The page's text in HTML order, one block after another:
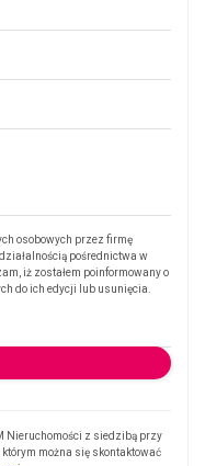
osobowych przez firmę
pośrednictwa w
iż zostałem poinformowany o
do ich edycji lub usunięcia.
Nieruchomości z siedzibą przy
można się skontaktować